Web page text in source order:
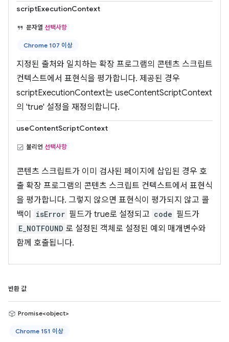
scriptExecutionContext
문자열 선택사항
Chrome 107 이상
지정된 출처와 일치하는 확장 프로그램의 콘텐츠 스크립트
컨텍스트에서 표현식을 평가합니다. 제공된 경우
scriptExecutionContext는 useContentScriptContext
의 'true' 설정을 재정의합니다.
useContentScriptContext
불리언 선택사항
콘텐츠 스크립트가 이미 검사된 페이지에 삽입된 경우 호
출 확장 프로그램의 콘텐츠 스크립트 컨텍스트에서 표현식
을 평가합니다. 그렇지 않으면 표현식이 평가되지 않고 콜
백이
isError 필드가 true로 설정되고 code 필드가
E_NOTFOUND 로 설정된 객체로 설정된 예외 매개변수와
함께 호출됩니다.
반환 값
Promise<object>
Chrome 151 이상